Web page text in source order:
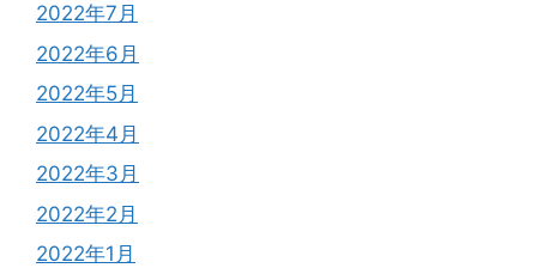
2022年7月
2022年6月
2022年5月
2022年4月
2022年3月
2022年2月
2022年1月